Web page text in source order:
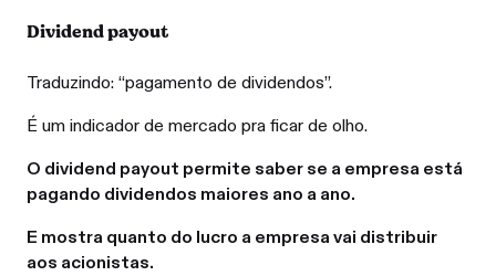
Dividend payout
Traduzindo: “pagamento de dividendos”.
É um indicador de mercado pra ficar de olho.
O dividend payout permite saber se a empresa está
pagando dividendos maiores ano a ano.
E mostra quanto do lucro a empresa vai distribuir
aos acionistas.